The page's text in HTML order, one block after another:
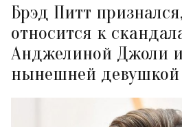
Брэд Питт
относится к
Анджелиной Джоли
нынешней девушкой